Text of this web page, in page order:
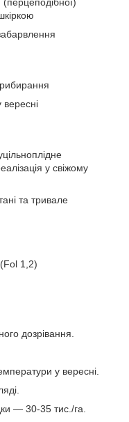
вересні
у свіжому
та тривале
1,2)
дозрівання.
у вересні.
— 30-35 тис./га.